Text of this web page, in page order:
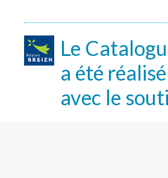
Le
a été réalisé
avec le